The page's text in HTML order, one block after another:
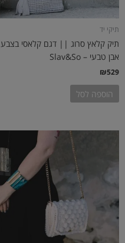
תיקי יד
תיק קלאץ סרוג || דגם קלאסי בצבע
אבן טבעי – Slav&So
₪529
הוספה לסל